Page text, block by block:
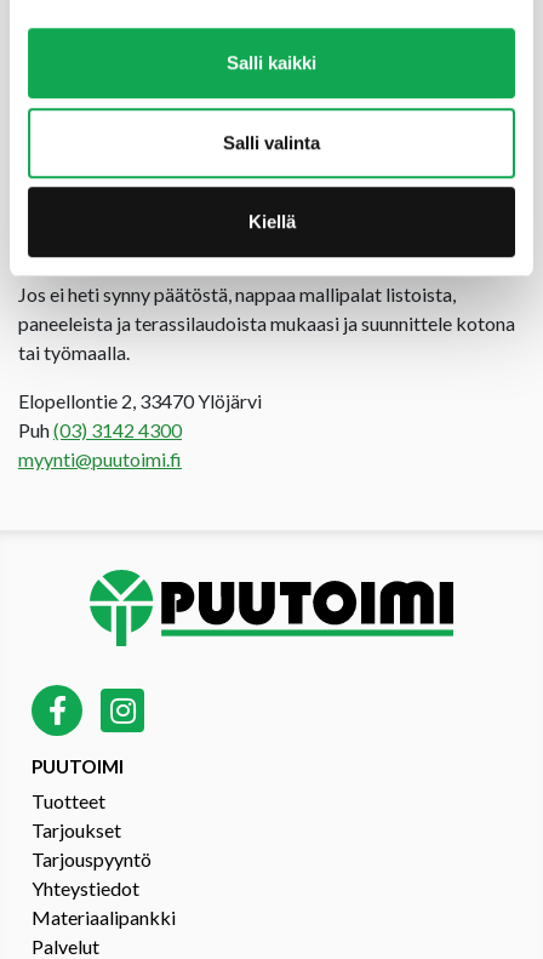
Salli kaikki
Salli valinta
Kiellä
TERVETULOA !
Parhaiten valikoimamme suuruuden näet myymälässämme.
Jos ei heti synny päätöstä, nappaa mallipalat listoista,
paneeleista ja terassilaudoista mukaasi ja suunnittele kotona
tai työmaalla.
Elopellontie 2, 33470 Ylöjärvi
Puh(03) 3142 4300
myynti@puutoimi.fi
PUUTOIMI
Tuotteet
Tarjoukset
Tarjouspyyntö
Yhteystiedot
Materiaalipankki
Palvelut